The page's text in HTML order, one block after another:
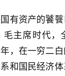
有资产的饕
毛主席时代，
，在一穷二
和国民经济